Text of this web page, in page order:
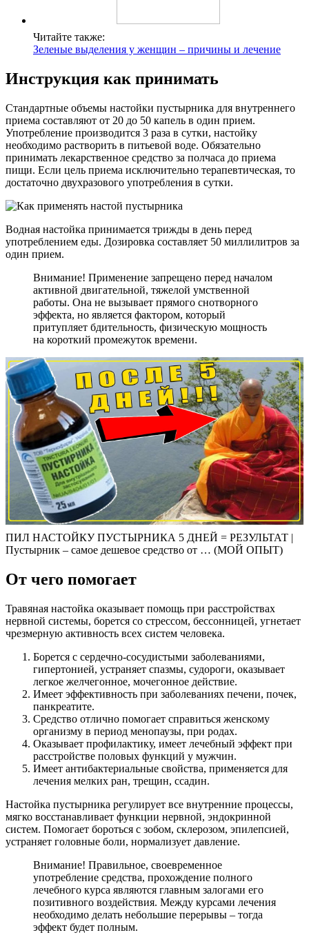
Читайте также:
Зеленые выделения у женщин – причины и лечение
Инструкция как принимать
Стандартные объемы настойки пустырника для внутреннего
приема составляют от 20 до 50 капель в один прием.
Употребление производится 3 раза в сутки, настойку
необходимо растворить в питьевой воде. Обязательно
принимать лекарственное средство за полчаса до приема
пищи. Если цель приема исключительно терапевтическая, то
достаточно двухразового употребления в сутки.
Водная настойка принимается трижды в день перед
употреблением еды. Дозировка составляет 50 миллилитров за
один прием.
Внимание! Применение запрещено перед началом
активной двигательной, тяжелой умственной
работы. Она не вызывает прямого снотворного
эффекта, но является фактором, который
притупляет бдительность, физическую мощность
на короткий промежуток времени.
ПИЛ НАСТОЙКУ ПУСТЫРНИКА 5 ДНЕЙ = РЕЗУЛЬТАТ |
Пустырник – самое дешевое средство от … (МОЙ ОПЫТ)
От чего помогает
Травяная настойка оказывает помощь при расстройствах
нервной системы, борется со стрессом, бессонницей, угнетает
чрезмерную активность всех систем человека.
Борется с сердечно-сосудистыми заболеваниями,
гипертонией, устраняет спазмы, судороги, оказывает
легкое желчегонное, мочегонное действие.
Имеет эффективность при заболеваниях печени, почек,
панкреатите.
Средство отлично помогает справиться женскому
организму в период менопаузы, при родах.
Оказывает профилактику, имеет лечебный эффект при
расстройстве половых функций у мужчин.
Имеет антибактериальные свойства, применяется для
лечения мелких ран, трещин, ссадин.
Настойка пустырника регулирует все внутренние процессы,
мягко восстанавливает функции нервной, эндокринной
систем. Помогает бороться с зобом, склерозом, эпилепсией,
устраняет головные боли, нормализует давление.
Внимание! Правильное, своевременное
употребление средства, прохождение полного
лечебного курса являются главным залогами его
позитивного воздействия. Между курсами лечения
необходимо делать небольшие перерывы – тогда
эффект будет полным.